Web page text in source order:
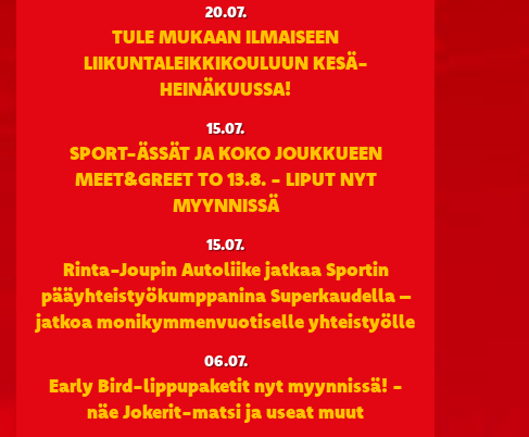
20.07.
TULE MUKAAN ILMAISEEN
LIIKUNTALEIKKIKOULUUN KESÄ-
HEINÄKUUSSA!
15.07.
SPORT-ÄSSÄT JA KOKO JOUKKUEEN
MEET&GREET TO 13.8. - LIPUT NYT
MYYNNISSÄ
15.07.
Rinta-Joupin Autoliike jatkaa Sportin
pääyhteistyökumppanina Superkaudella –
jatkoa monikymmenvuotiselle yhteistyölle
06.07.
Early Bird-lippupaketit nyt myynnissä! -
näe Jokerit-matsi ja useat muut